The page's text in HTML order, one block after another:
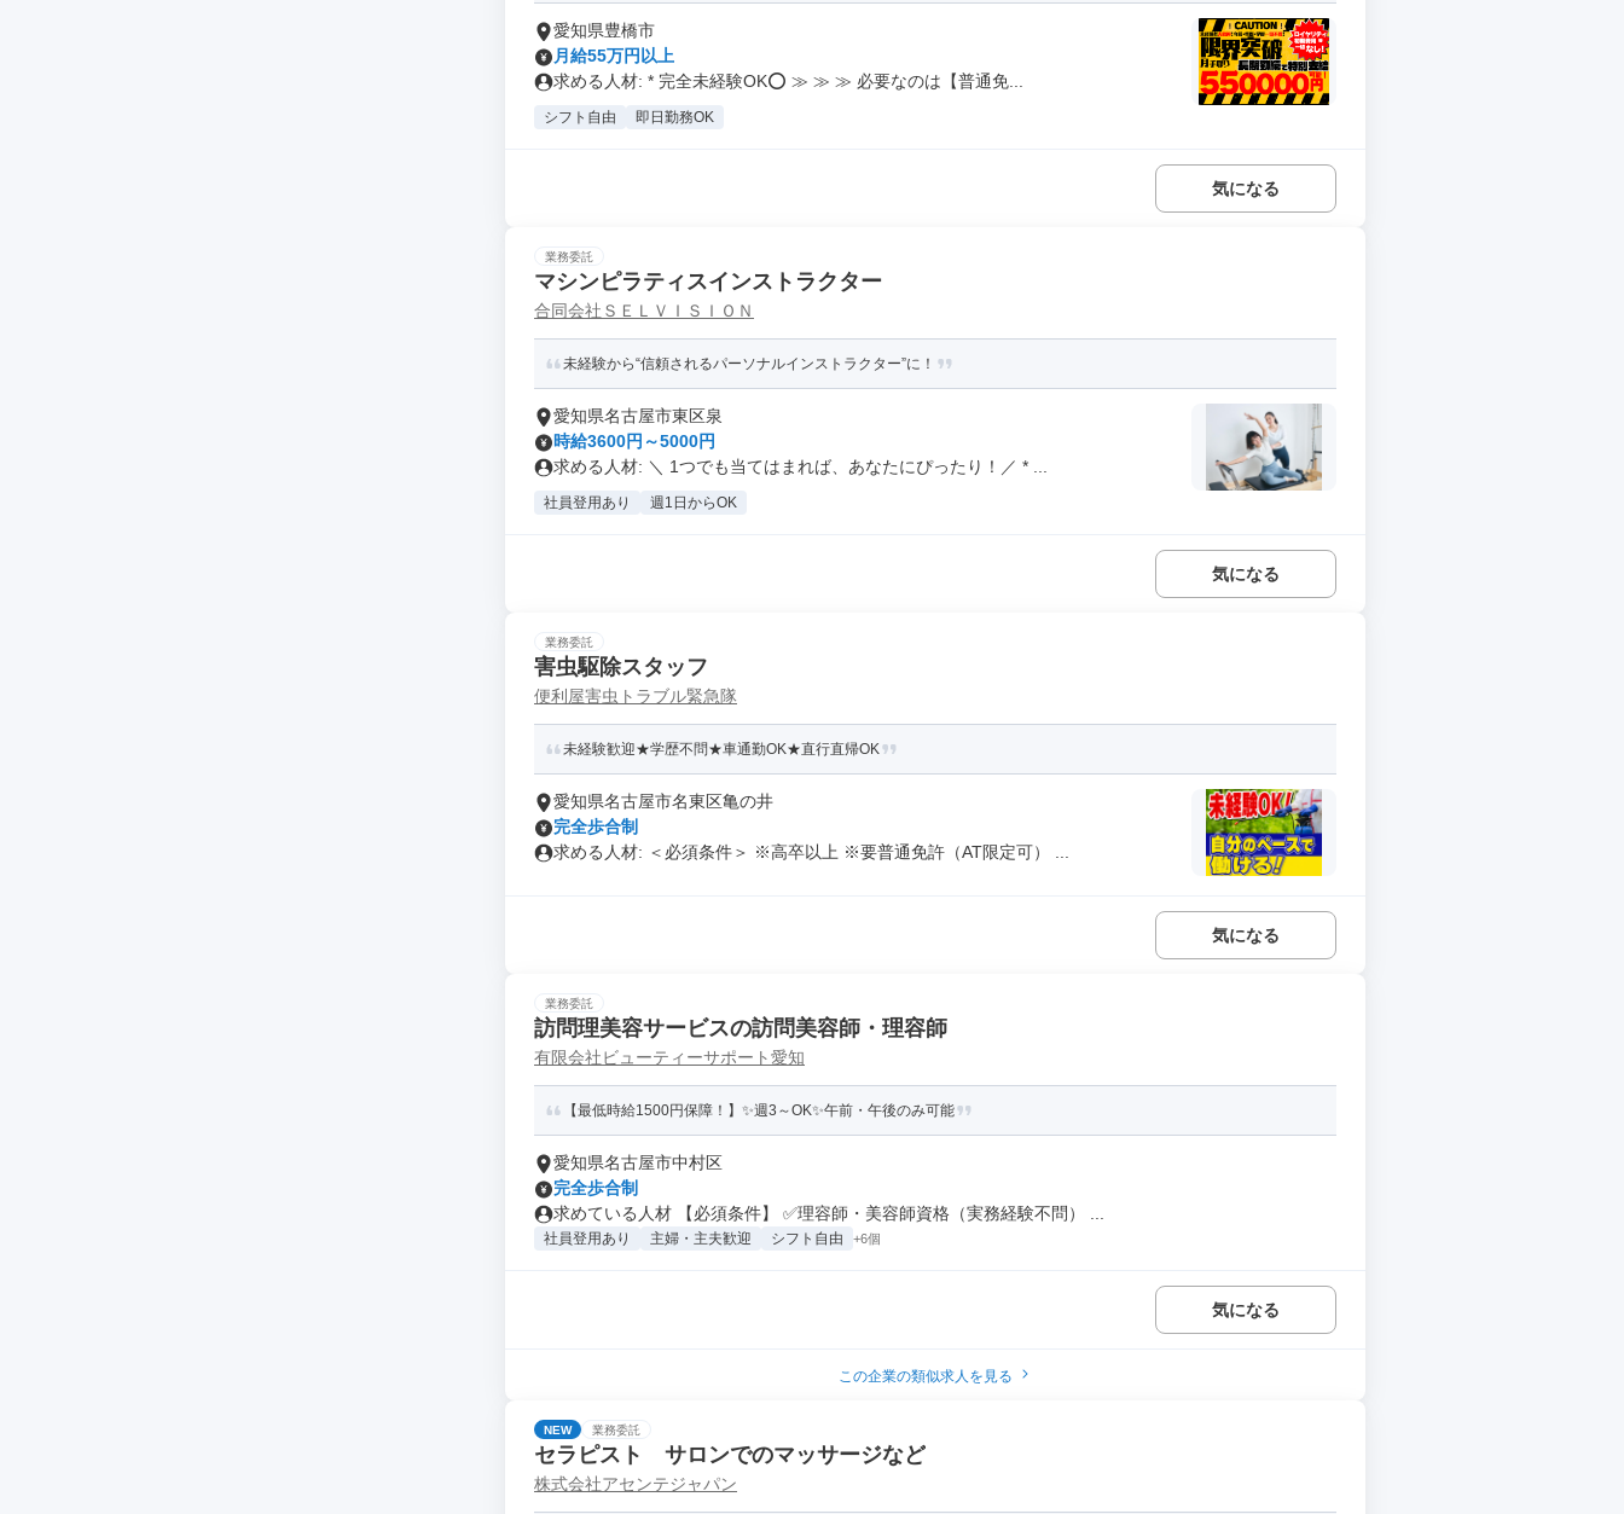
愛知県豊橋市
月給55万円以上
求める人材: * 完全未経験OK⭕ ≫ ≫ ≫ 必要なのは【普通免...
シフト自由 即日勤務OK
気になる
業務委託
マシンピラティスインストラクター
合同会社ＳＥＬＶＩＳＩＯＮ
未経験から“信頼されるパーソナルインストラクター”に！
愛知県名古屋市東区泉
時給3600円～5000円
求める人材: ＼ 1つでも当てはまれば、あなたにぴったり！／ * ...
社員登用あり 週1日からOK
気になる
業務委託
害虫駆除スタッフ
便利屋害虫トラブル緊急隊
未経験歓迎★学歴不問★車通勤OK★直行直帰OK
愛知県名古屋市名東区亀の井
完全歩合制
求める人材: ＜必須条件＞ ※高卒以上 ※要普通免許（AT限定可） ...
気になる
業務委託
訪問理美容サービスの訪問美容師・理容師
有限会社ビューティーサポート愛知
【最低時給1500円保障！】✨週3～OK✨午前・午後のみ可能
愛知県名古屋市中村区
完全歩合制
求めている人材 【必須条件】 ✅理容師・美容師資格（実務経験不問） ...
社員登用あり 主婦・主夫歓迎 シフト自由 +6個
気になる
この企業の類似求人を見る
NEW 業務委託
セラピスト サロンでのマッサージなど
株式会社アセンテジャパン